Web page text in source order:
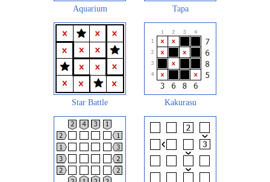
Aquarium Tapa
Star Battle Kakurasu